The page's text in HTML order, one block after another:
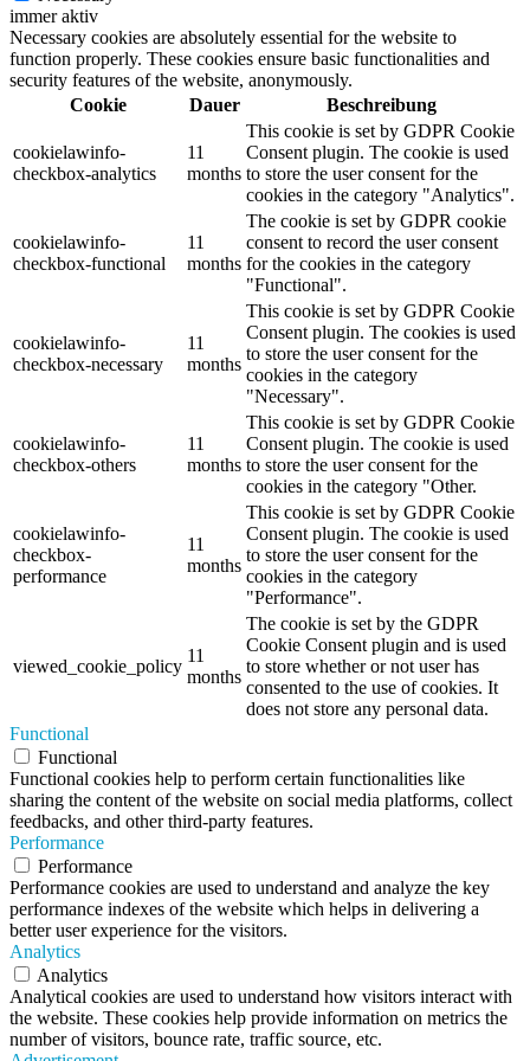
immer aktiv
Necessary cookies are absolutely essential for the website to
function properly. These cookies ensure basic functionalities and
security features of the website, anonymously.
Cookie
Dauer Beschreibung
cookielawinfo-
checkbox-analytics
11
months
This cookie is set by GDPR Cookie
Consent plugin. The cookie is used
to store the user consent for the
cookies in the category "Analytics".
cookielawinfo-
checkbox-functional
11
months
The cookie is set by GDPR cookie
consent to record the user consent
for the cookies in the category
"Functional".
cookielawinfo-
checkbox-necessary
11
months
This cookie is set by GDPR Cookie
Consent plugin. The cookies is used
to store the user consent for the
cookies in the category
"Necessary".
cookielawinfo-
checkbox-others
11
months
This cookie is set by GDPR Cookie
Consent plugin. The cookie is used
to store the user consent for the
cookies in the category "Other.
cookielawinfo-
checkbox-
performance
11
months
This cookie is set by GDPR Cookie
Consent plugin. The cookie is used
to store the user consent for the
cookies in the category
"Performance".
viewed_cookie_policy
11
months
The cookie is set by the GDPR
Cookie Consent plugin and is used
to store whether or not user has
consented to the use of cookies. It
does not store any personal data.
Functional
Functional
Functional cookies help to perform certain functionalities like
sharing the content of the website on social media platforms, collect
feedbacks, and other third-party features.
Performance
Performance
Performance cookies are used to understand and analyze the key
performance indexes of the website which helps in delivering a
better user experience for the visitors.
Analytics
Analytics
Analytical cookies are used to understand how visitors interact with
the website. These cookies help provide information on metrics the
number of visitors, bounce rate, traffic source, etc.